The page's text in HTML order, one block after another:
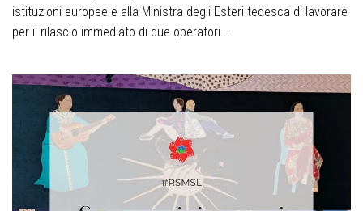
istituzioni europee e alla Ministra degli Esteri tedesca di lavorare
per il rilascio immediato di due operatori...